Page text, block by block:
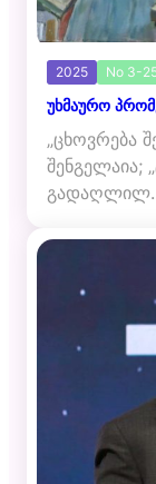
2025 No 3-
უხმაურო
„ცხოვრება
შენგელაია;